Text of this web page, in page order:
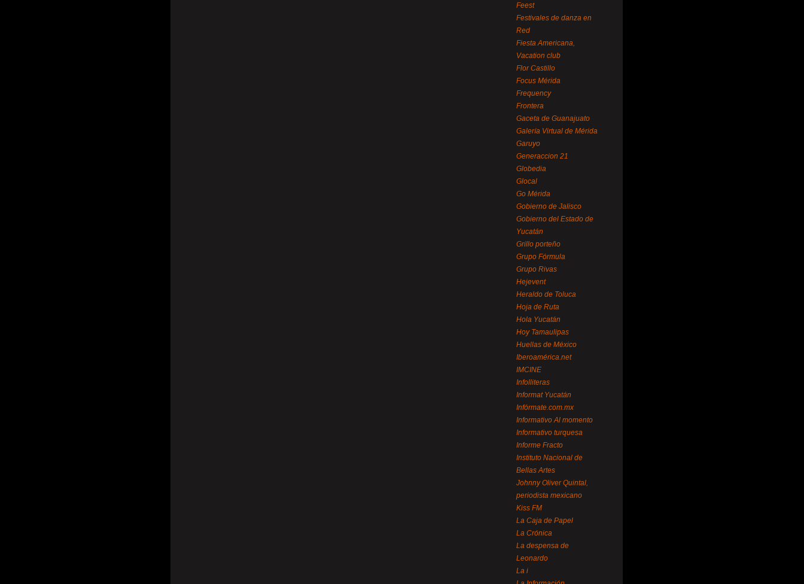
Feest
Festivales de danza en
Red
Fiesta Americana,
Vacation club
Flor Castillo
Focus Mérida
Frequency
Frontera
Gaceta de Guanajuato
Galería Virtual de Mérida
Garuyo
Generaccion 21
Globedia
Glocal
Go Mérida
Gobierno de Jalisco
Gobierno del Estado de
Yucatán
Grillo porteño
Grupo Fórmula
Grupo Rivas
Hejevent
Heraldo de Toluca
Hoja de Ruta
Hola Yucatán
Hoy Tamaulipas
Huellas de México
Iberoamérica.net
IMCINE
Infolliteras
Informat Yucatán
Infórmate.com.mx
Informativo Al momento
Informativo turquesa
Informe Fracto
Instituto Nacional de
Bellas Artes
Johnny Oliver Quintal,
periodista mexicano
Kiss FM
La Caja de Papel
La Crónica
La despensa de
Leonardo
La i